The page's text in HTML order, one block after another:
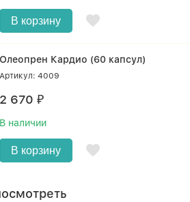
В корзину
Олеопрен Кардио (60 капсул)
Артикул: 4009
2 670₽
В наличии
В корзину